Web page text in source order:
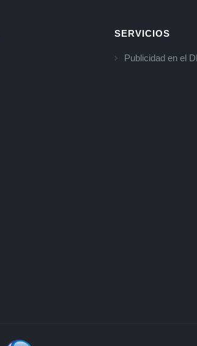
SERVICIOS
Publicidad en el